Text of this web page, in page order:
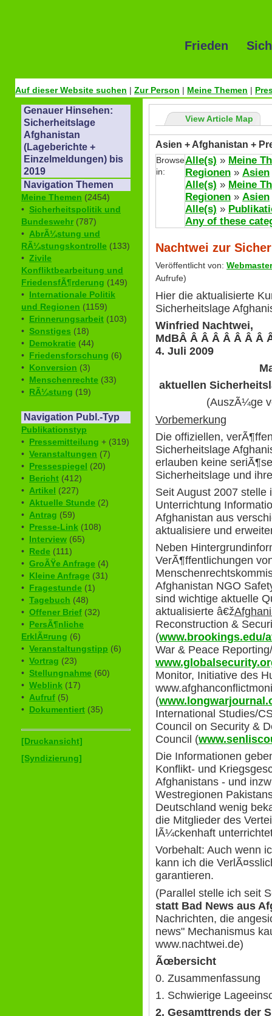
Frieden
Auf dieser Website suchen | Zur Person | Meine Themen |
Genauer Hinsehen:
Sicherheitslage
Afghanistan
(Lageberichte +
Einzelmeldungen) bis
2019
Navigation Themen
Meine Themen (2454)
• Sicherheitspolitik und
Bundeswehr (787)
• AbrÃ¼stung und
RÃ¼stungskontrolle (133)
• Zivile
Konfliktbearbeitung und
FriedensfÃ¶rderung (149)
• Internationale Politik
und Regionen (1159)
• Erinnerungsarbeit (103)
• Sonstiges (18)
• Demokratie (44)
• Friedensforschung (6)
• Konversion (3)
• Menschenrechte (33)
• RÃ¼stung (19)
Navigation Publ.-Typ
Publikationstyp
• Pressemitteilung + (319)
• Veranstaltungen (7)
• Pressespiegel (20)
• Bericht (412)
• Artikel (227)
• Aktuelle Stunde (2)
• Antrag (59)
• Presse-Link (108)
• Interview (65)
• Rede (111)
• GroÃŸe Anfrage (4)
• Kleine Anfrage (31)
• Fragestunde (1)
• Tagebuch (48)
• Offener Brief (32)
• PersÃ¶nliche
ErklÃ¤rung (6)
• Veranstaltungstipp (6)
• Vortrag (23)
• Stellungnahme (60)
• Weblink (17)
• Aufruf (5)
• Dokumentiert (35)
[Druckansicht]
[Syndizierung]
View Article Map
Asien + Afghanistan +
Browse
in:
Alle(s) » Meine
Regionen » Asien
Alle(s) » Meine
Regionen » Asien
Alle(s) »
Any of these
Nachtwei zur
Veröffentlicht von: Webmaster
Aufrufe)
Hier die aktualisierte
Sicherheitslage
Winfried Nachtwei,
MdBÂ Â Â Â Â Â Â Â
4. Juli 2009
aktuellen
(AuszÃ¼ge
Vorbemerkung
Die offiziellen,
Sicherheitslage
erlauben keine
Sicherheitslage und
Seit August 2007 stelle
Unterrichtung
Afghanistan aus
aktualisiere und
Neben
VerÃ¶ffentlichungen
Afghanistan NGO
sind wichtige aktuelle
aktualisierte â€ž
Reconstruction &
(www.brookings.edu/
War & Peace
Monitor, Initiative des
(
International Studies/
Council on Security &
Council (
Die Informationen
Konflikt- und
Afghanistans - und
Westregionen
Deutschland wenig
die Mitglieder des
lÃ¼ckenhaft
Vorbehalt: Auch wenn
kann ich die
garantieren.
(Parallel stelle ich seit
statt Bad News aus
Nachrichten, die
news" Mechanismus
www.nachtwei.de)
Ãœbersicht
0. Zusammenfassung
1. Schwierige
2. Gesamttrends der